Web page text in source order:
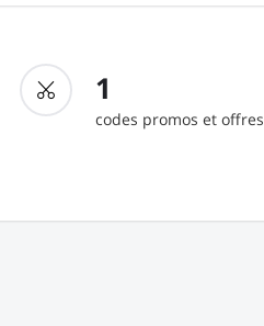
1
codes promos et offres